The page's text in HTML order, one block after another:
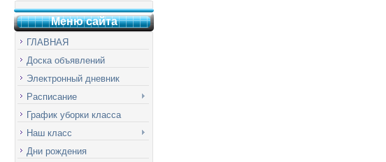
Меню сайта
ГЛАВНАЯ
Доска объявлений
Электронный дневник
Расписание
График уборки класса
Наш класс
Дни рождения